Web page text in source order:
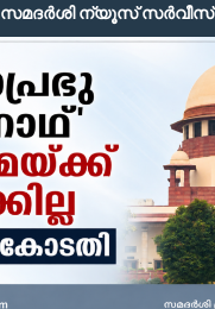
സമദർശി ന്യൂസ് സർവീസ്